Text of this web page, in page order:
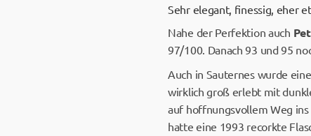
Sehr elegant, finessig, eher
Nahe der Perfektion auch
97/100. Danach 93 und 95
Auch in Sauternes wurde
wirklich groß erlebt mit
auf hoffnungsvollem Weg
hatte eine 1993 recorkte